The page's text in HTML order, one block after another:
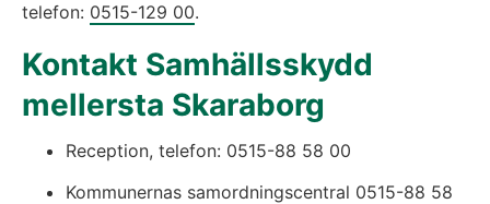
telefon: 0515-129 00.
Kontakt Samhällsskydd
mellersta Skaraborg
Reception, telefon: 0515-88 58 00
Kommunernas samordningscentral 0515-88 58